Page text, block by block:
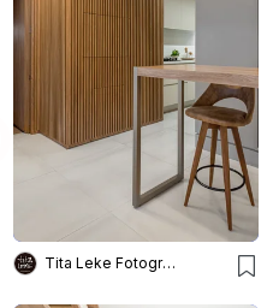
Tita Leke Fotografia